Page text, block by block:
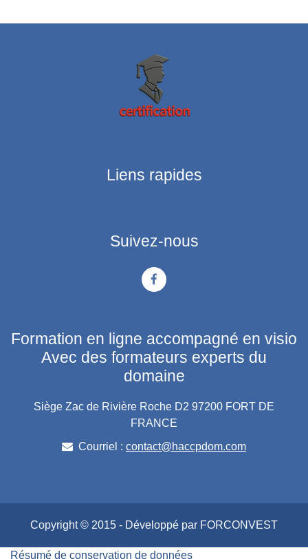
Liens rapides
Suivez-nous
Formation en ligne accompagné en visio
Avec des formateurs experts du
domaine
Siège Zac de Rivière Roche D2 97200 FORT DE
FRANCE
Courriel : contact@haccpdom.com
Copyright © 2015 - Développé par FORCONVEST
Résumé de conservation de données